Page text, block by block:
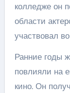
колледже он
области
участвовал
Ранние годы
повлияли на
кино. Он